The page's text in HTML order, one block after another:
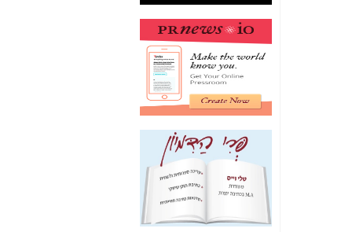
האם ביבי כשר
תקשורת עזר לקב'
בזק? -כאן
מה מקור ה-Fake
News שהביא לתפירת
תיק לביבי והעלמת
החשודים הנכונים -כאן
אחת הרגליים של "תיק
4000 התפור"
התמוטטה היום
בניצחון (כפול) של בזק
כאן
איך כתבות מפנקות